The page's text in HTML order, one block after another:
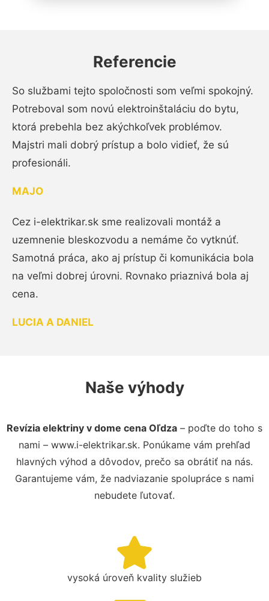
Referencie
So službami tejto spoločnosti som veľmi spokojný.
Potreboval som novú elektroinštaláciu do bytu,
ktorá prebehla bez akýchkoľvek problémov.
Majstri mali dobrý prístup a bolo vidieť, že sú
profesionáli.
MAJO
Cez i-elektrikar.sk sme realizovali montáž a
uzemnenie bleskozvodu a nemáme čo vytknúť.
Samotná práca, ako aj prístup či komunikácia bola
na veľmi dobrej úrovni. Rovnako priaznivá bola aj
cena.
LUCIA A DANIEL
Naše výhody
Revízia elektriny v dome cena Oľdza – poďte do toho s
nami – www.i-elektrikar.sk. Ponúkame vám prehľad
hlavných výhod a dôvodov, prečo sa obrátiť na nás.
Garantujeme vám, že nadviazanie spolupráce s nami
nebudete ľutovať.
vysoká úroveň kvality služieb